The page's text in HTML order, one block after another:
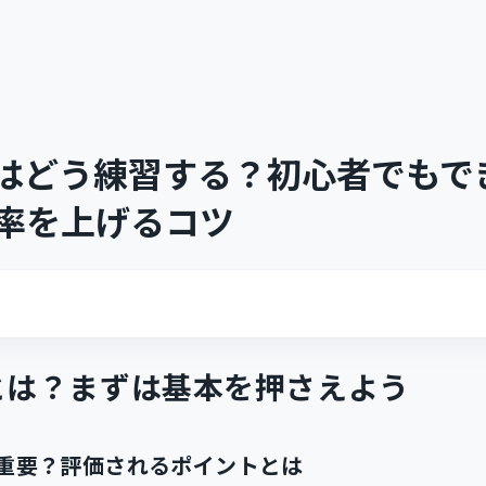
どう練習する？初心者でも
を上げるコツ
？まずは基本を押さえよう
要？評価されるポイントとは